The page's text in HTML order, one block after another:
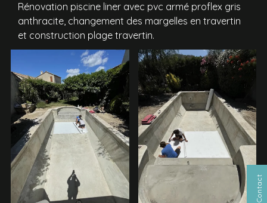
Rénovation piscine liner avec pvc armé proflex gris
anthracite, changement des margelles en travertin
et construction plage travertin.
Contact